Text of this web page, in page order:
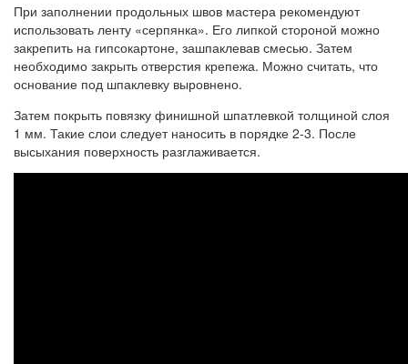
При заполнении продольных швов мастера рекомендуют
использовать ленту «серпянка». Его липкой стороной можно
закрепить на гипсокартоне, зашпаклевав смесью. Затем
необходимо закрыть отверстия крепежа. Можно считать, что
основание под шпаклевку выровнено.
Затем покрыть повязку финишной шпатлевкой толщиной слоя
1 мм. Такие слои следует наносить в порядке 2-3. После
высыхания поверхность разглаживается.